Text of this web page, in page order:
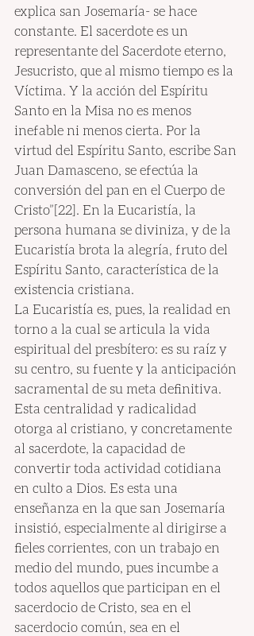
explica san Josemaría- se hace
constante. El sacerdote es un
representante del Sacerdote eterno,
Jesucristo, que al mismo tiempo es la
Víctima. Y la acción del Espíritu
Santo en la Misa no es menos
inefable ni menos cierta. Por la
virtud del Espíritu Santo, escribe San
Juan Damasceno, se efectúa la
conversión del pan en el Cuerpo de
Cristo”[22]. En la Eucaristía, la
persona humana se diviniza, y de la
Eucaristía brota la alegría, fruto del
Espíritu Santo, característica de la
existencia cristiana.
La Eucaristía es, pues, la realidad en
torno a la cual se articula la vida
espiritual del presbítero: es su raíz y
su centro, su fuente y la anticipación
sacramental de su meta definitiva.
Esta centralidad y radicalidad
otorga al cristiano, y concretamente
al sacerdote, la capacidad de
convertir toda actividad cotidiana
en culto a Dios. Es esta una
enseñanza en la que san Josemaría
insistió, especialmente al dirigirse a
fieles corrientes, con un trabajo en
medio del mundo, pues incumbe a
todos aquellos que participan en el
sacerdocio de Cristo, sea en el
sacerdocio común, sea en el